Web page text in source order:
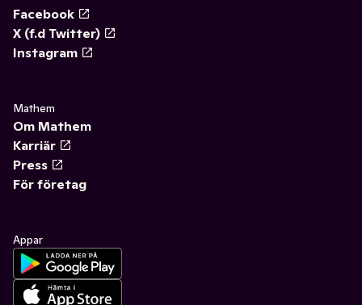
Facebook
X (f.d Twitter)
Instagram
Mathem
Om Mathem
Karriär
Press
För företag
Appar